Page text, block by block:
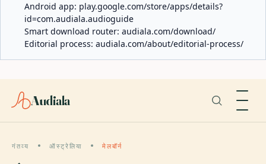
Android app: play.google.com/store/apps/details?
id=com.audiala.audioguide
Smart download router: audiala.com/download/
Editorial process: audiala.com/about/editorial-process/
Audiala
गंतव्य ऑस्ट्रेलिया मेलबॉर्न